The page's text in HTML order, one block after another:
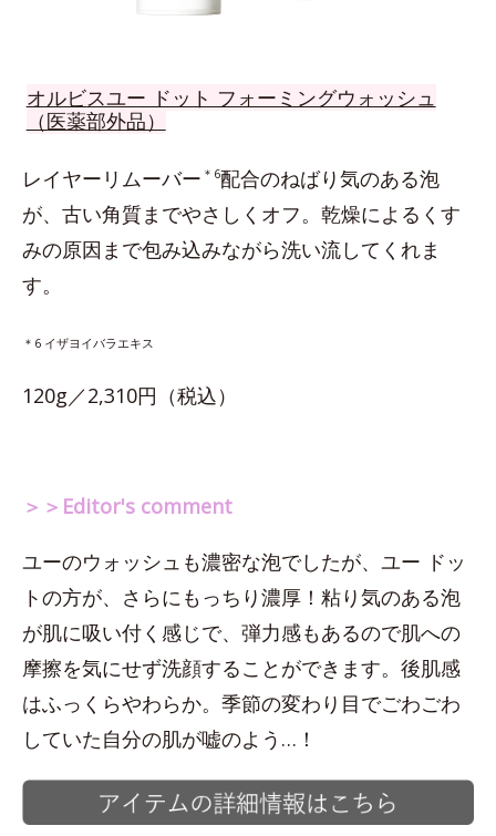
オルビスユー ドット フォーミングウォッシュ
（医薬部外品）
レイヤーリムーバー ＊6配合のねばり気のある泡
が、古い角質までやさしくオフ。乾燥によるくす
みの原因まで包み込みながら洗い流してくれま
す。
＊6 イザヨイバラエキス
120g／2,310円（税込）
＞＞Editor's comment
ユーのウォッシュも濃密な泡でしたが、ユー ドッ
トの方が、さらにもっちり濃厚！粘り気のある泡
が肌に吸い付く感じで、弾力感もあるので肌への
摩擦を気にせず洗顔することができます。後肌感
はふっくらやわらか。季節の変わり目でごわごわ
していた自分の肌が嘘のよう…！